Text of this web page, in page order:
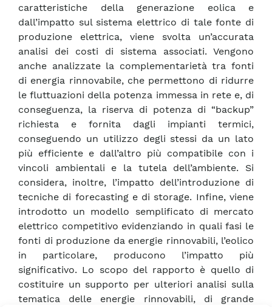
caratteristiche della generazione eolica e
dall’impatto sul sistema elettrico di tale fonte di
produzione elettrica, viene svolta un’accurata
analisi dei costi di sistema associati. Vengono
anche analizzate la complementarietà tra fonti
di energia rinnovabile, che permettono di ridurre
le fluttuazioni della potenza immessa in rete e, di
conseguenza, la riserva di potenza di “backup”
richiesta e fornita dagli impianti termici,
conseguendo un utilizzo degli stessi da un lato
più efficiente e dall’altro più compatibile con i
vincoli ambientali e la tutela dell’ambiente. Si
considera, inoltre, l’impatto dell’introduzione di
tecniche di forecasting e di storage. Infine, viene
introdotto un modello semplificato di mercato
elettrico competitivo evidenziando in quali fasi le
fonti di produzione da energie rinnovabili, l’eolico
in particolare, producono l’impatto più
significativo. Lo scopo del rapporto è quello di
costituire un supporto per ulteriori analisi sulla
tematica delle energie rinnovabili, di grande